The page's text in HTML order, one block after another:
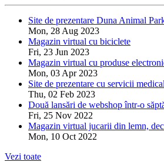
Site de prezentare Duna Animal
Mon, 28 Aug 2023
Magazin virtual cu biciclete
Fri, 23 Jun 2023
Magazin virtual cu produse
Mon, 03 Apr 2023
Site de prezentare cu servicii
Thu, 02 Feb 2023
Două lansări de webshop într-o
Fri, 25 Nov 2022
Magazin virtual jucarii din lemn,
Mon, 10 Oct 2022
Vezi toate